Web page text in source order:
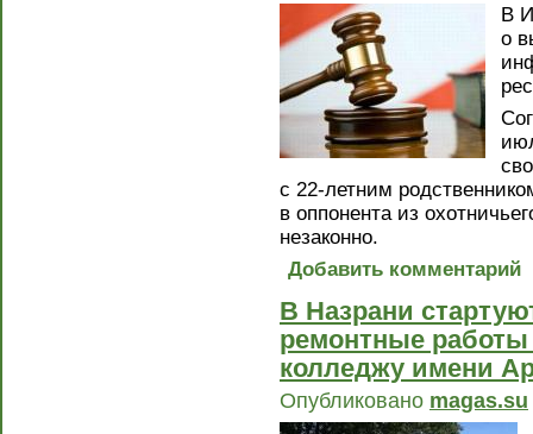
В
о
с 22-летним
в оппонента из
незаконно.
Добавить комментарий
В Назрани
ремонтные работы
колледжу имени
Опубликовано magas.su